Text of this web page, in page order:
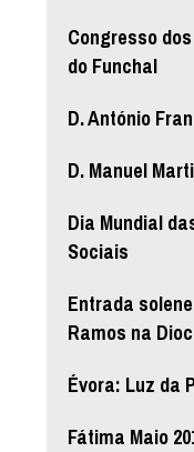
Congresso
do Funchal
D. António
D. Manuel
Dia Mundial
Sociais
Entrada
Ramos na
Évora: Luz da
Fátima Maio